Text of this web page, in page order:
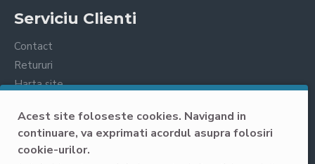
Acest site foloseste cookies. Navigand in
continuare, va exprimati acordul asupra folosiri
cookie-urilor.
Serviciu Clienti
Contact
Retururi
Harta site